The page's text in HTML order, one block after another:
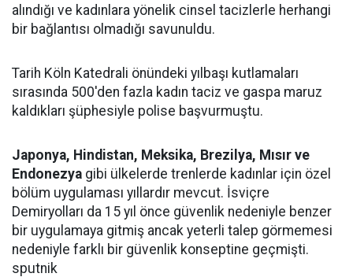
alındığı ve kadınlara yönelik cinsel tacizlerle herhangi
bir bağlantısı olmadığı savunuldu.
Tarih Köln Katedrali önündeki yılbaşı kutlamaları
sırasında 500'den fazla kadın taciz ve gaspa maruz
kaldıkları şüphesiyle polise başvurmuştu.
​Japonya, Hindistan, Meksika, Brezilya, Mısır ve
Endonezya gibi ülkelerde trenlerde kadınlar için özel
bölüm uygulaması yıllardır mevcut. İsviçre
Demiryolları da 15 yıl önce güvenlik nedeniyle benzer
bir uygulamaya gitmiş ancak yeterli talep görmemesi
nedeniyle farklı bir güvenlik konseptine geçmişti.
sputnik